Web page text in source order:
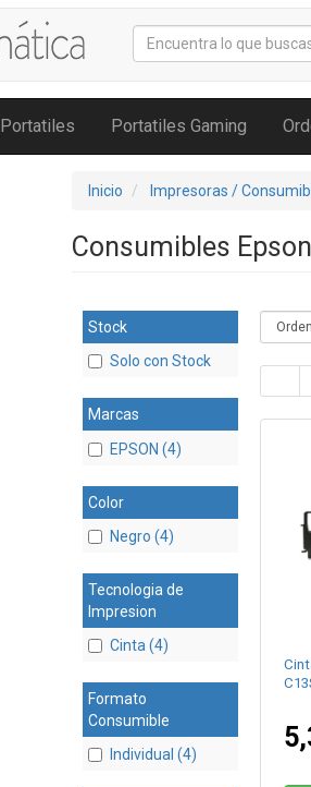
Portatiles Portatiles Gaming
Inicio Impresoras /
Consumibles Epson
Stock
Solo con Stock
Marcas
EPSON (4)
Color
Negro (4)
Tecnologia de
Impresion
Cinta (4)
Formato
Consumible
Individual (4)